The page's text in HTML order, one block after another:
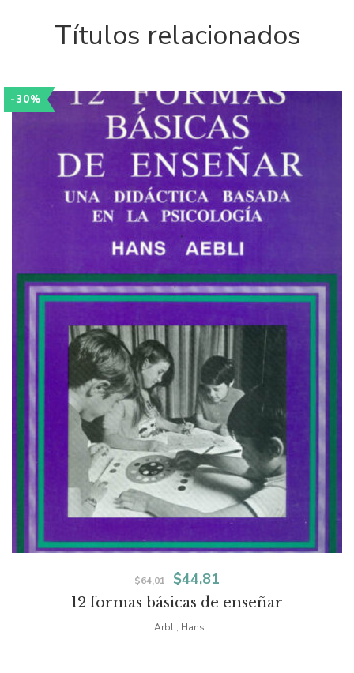
Títulos relacionados
-30%
12 formas básicas de enseñar
$64,01
El
precio
original
$44,81
precio
Arbli, Hans